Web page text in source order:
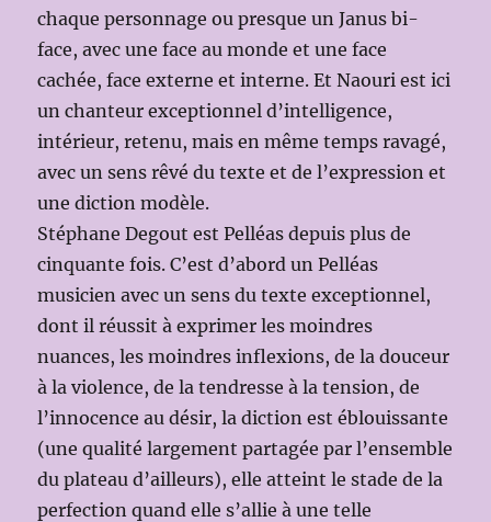
chaque personnage ou presque un Janus bi-
face, avec une face au monde et une face
cachée, face externe et interne. Et Naouri est ici
un chanteur exceptionnel d’intelligence,
intérieur, retenu, mais en même temps ravagé,
avec un sens rêvé du texte et de l’expression et
une diction modèle.
Stéphane Degout est Pelléas depuis plus de
cinquante fois. C’est d’abord un Pelléas
musicien avec un sens du texte exceptionnel,
dont il réussit à exprimer les moindres
nuances, les moindres inflexions, de la douceur
à la violence, de la tendresse à la tension, de
l’innocence au désir, la diction est éblouissante
(une qualité largement partagée par l’ensemble
du plateau d’ailleurs), elle atteint le stade de la
perfection quand elle s’allie à une telle